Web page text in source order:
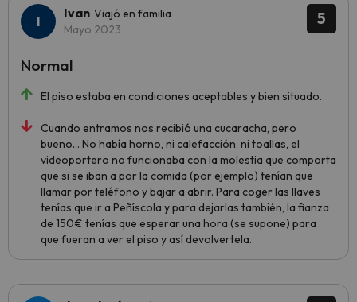
5
Ivan Viajó en familia
Mayo 2023
El piso estaba en condiciones aceptables y bien situado.
Cuando entramos nos recibió una cucaracha, pero
bueno... No había horno, ni calefacción, ni toallas, el
videoportero no funcionaba con la molestia que comporta
que si se iban a por la comida (por ejemplo) tenían que
llamar por teléfono y bajar a abrir. Para coger las llaves
tenías que ir a Peñíscola y para dejarlas también, la fianza
de 150€ tenías que esperar una hora (se supone) para
que fueran a ver el piso y así devolvertela.
Normal